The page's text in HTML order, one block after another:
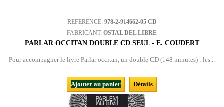
REFERENCE: 978-2-914662-05 CD
FABRICANT: OSTAL DEL LIBRE
PARLAR OCCITAN DOUBLE CD SEUL - E. COUDERT
Pour accompagner le livre Parlar occitan, un double CD (148 minutes) : les...
Ajouter au panier Détails